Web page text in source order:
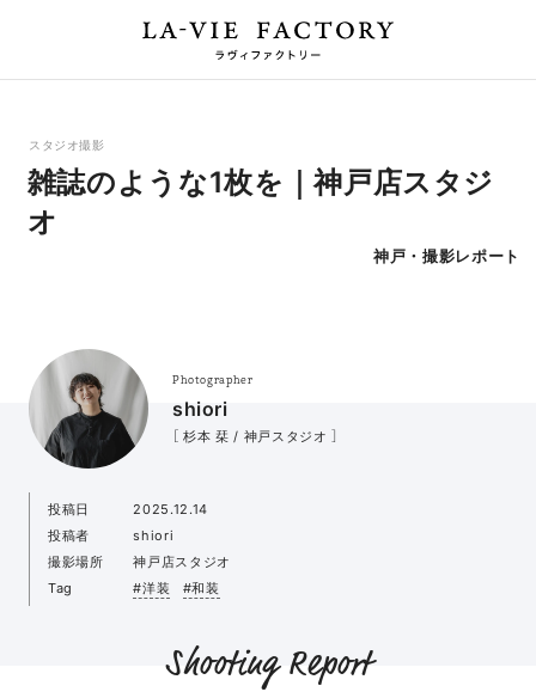
スタジオ撮影
雑誌のような1枚を｜神戸店スタジ
オ
神戸・撮影レポート
Photographer
shiori
［ 杉本 栞 / 神戸スタジオ ］
投稿日
2025.12.14
投稿者
shiori
撮影場所
神戸店スタジオ
Tag
#洋装 #和装
Shooting Report